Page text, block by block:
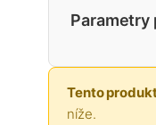
Parametry
Tento
níže.